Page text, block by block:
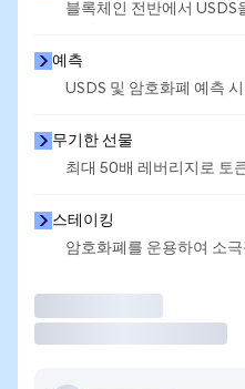
블록체인 전반에서 USDS
예측
USDS 및 암호화폐 예측
무기한 선물
최대 50배 레버리지로 토
스테이킹
암호화폐를 운용하여 소